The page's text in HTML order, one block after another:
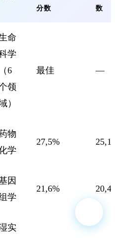
分数
数
命
学
（6
领
）
最佳 —
物
学
27,5%
因
学
21,6%
实